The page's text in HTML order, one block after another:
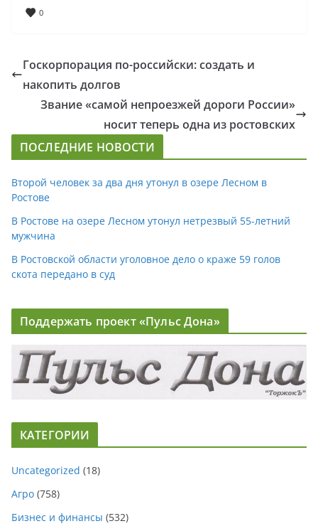
0
Госкорпорация по-российски: создать и
накопить долгов
Звание «самой непроезжей дороги России»
носит теперь одна из ростовских
ПОСЛЕДНИЕ НОВОСТИ
Второй человек за два дня утонул в озере Лесном в
Ростове
В Ростове на озере Лесном утонул нетрезвый 55-летний
мужчина
В Ростовской области уголовное дело о краже 59 голов
скота передано в суд
Поддержать проект «Пульс Дона»
КАТЕГОРИИ
Uncategorized (18)
Агро (758)
Бизнес и финансы (532)